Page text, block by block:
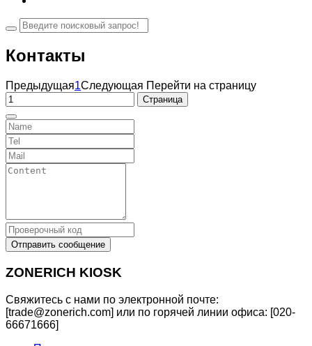
Контакты
Предыдущая1Следующая Перейти на страницу
Отправить сообщение
ZONERICH KIOSK
Свяжитесь с нами по электронной почте:
[trade@zonerich.com] или по горячей линии офиса: [020-
66671666]